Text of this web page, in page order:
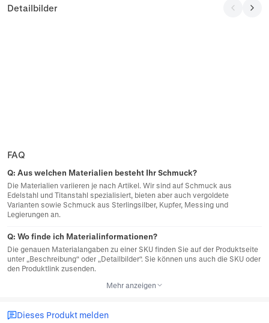
Detailbilder
FAQ
Q: Aus welchen Materialien besteht Ihr Schmuck?
Die Materialien variieren je nach Artikel. Wir sind auf Schmuck aus
Edelstahl und Titanstahl spezialisiert, bieten aber auch vergoldete
Varianten sowie Schmuck aus Sterlingsilber, Kupfer, Messing und
Legierungen an.
Q: Wo finde ich Materialinformationen?
Die genauen Materialangaben zu einer SKU finden Sie auf der Produktseite
unter „Beschreibung“ oder „Detailbilder“. Sie können uns auch die SKU oder
den Produktlink zusenden.
Mehr anzeigen
Dieses Produkt melden